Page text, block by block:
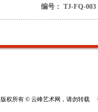
编号： TJ-FQ-003
版权所有 © 云峰艺术网，请勿转载